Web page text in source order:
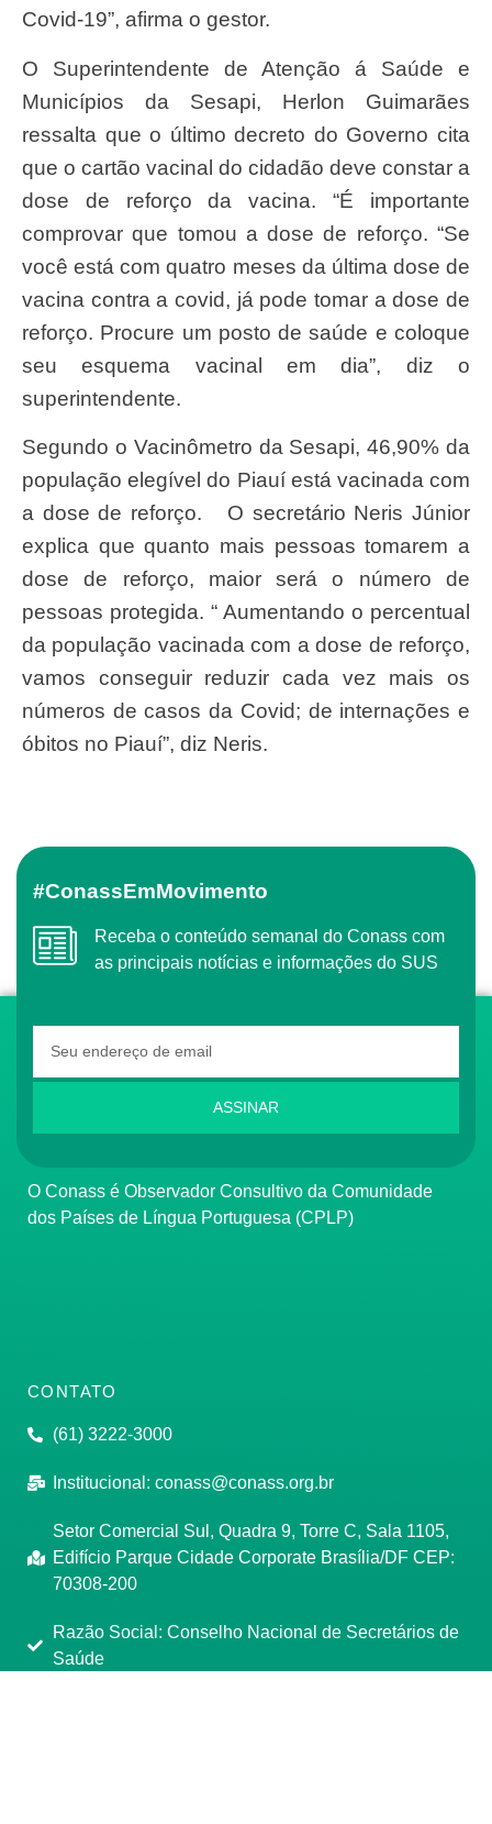
Covid-19”, afirma o gestor.
O Superintendente de Atenção á Saúde e
Municípios da Sesapi, Herlon Guimarães
ressalta que o último decreto do Governo cita
que o cartão vacinal do cidadão deve constar a
dose de reforço da vacina. “É importante
comprovar que tomou a dose de reforço. “Se
você está com quatro meses da última dose de
vacina contra a covid, já pode tomar a dose de
reforço. Procure um posto de saúde e coloque
seu esquema vacinal em dia”, diz o
superintendente.
Segundo o Vacinômetro da Sesapi, 46,90% da
população elegível do Piauí está vacinada com
a dose de reforço. O secretário Neris Júnior
explica que quanto mais pessoas tomarem a
dose de reforço, maior será o número de
pessoas protegida. “ Aumentando o percentual
da população vacinada com a dose de reforço,
vamos conseguir reduzir cada vez mais os
números de casos da Covid; de internações e
óbitos no Piauí”, diz Neris.
#ConassEmMovimento
Receba o conteúdo semanal do Conass com
as principais notícias e informações do SUS
ASSINAR
O Conass é Observador Consultivo da Comunidade
dos Países de Língua Portuguesa (CPLP)
CONTATO
(61) 3222-3000
Institucional: conass@conass.org.br
Setor Comercial Sul, Quadra 9, Torre C, Sala 1105,
Edifício Parque Cidade Corporate Brasília/DF CEP:
70308-200
Razão Social: Conselho Nacional de Secretários de
Saúde